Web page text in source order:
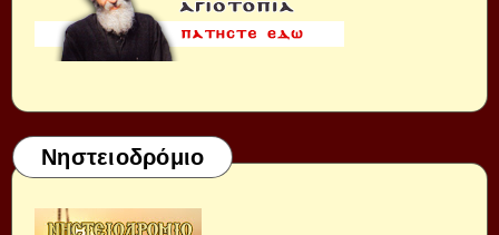
Νηστειοδρόμιο